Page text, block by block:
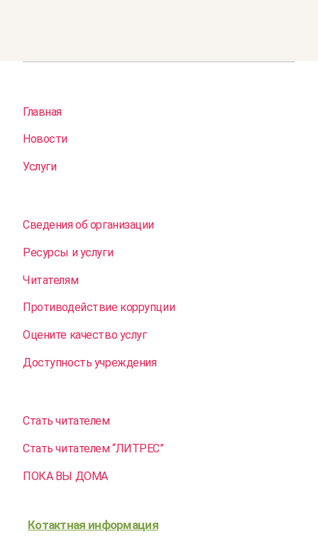
Главная
Новости
Услуги
Сведения об организации
Ресурсы и услуги
Читателям
Противодействие коррупции
Оцените качество услуг
Доступность учреждения
Стать читателем
Стать читателем “ЛИТРЕС”
ПОКА ВЫ ДОМА
Котактная информация